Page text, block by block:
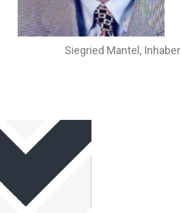
Siegried Mantel, Inhaber